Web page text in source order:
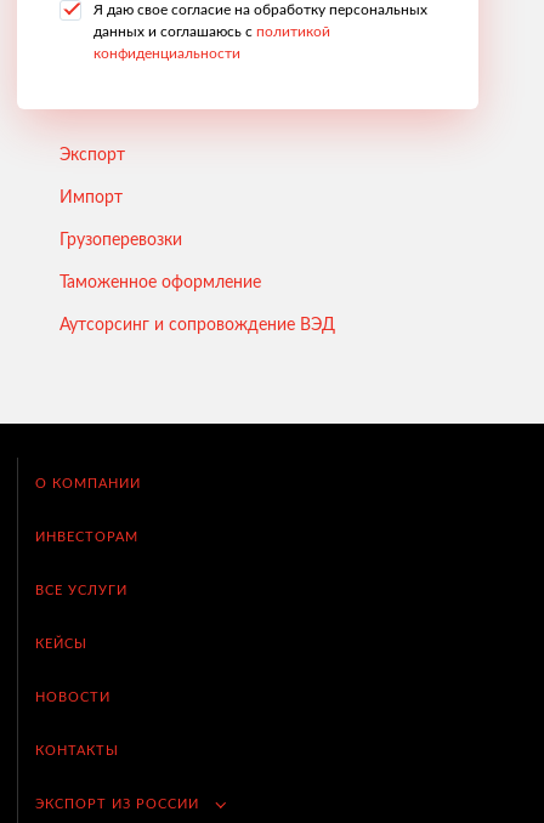
Я даю свое согласие на обработку персональных
данных и соглашаюсь с политикой
конфиденциальности
Экспорт
Импорт
Грузоперевозки
Таможенное оформление
Аутсорсинг и сопровождение ВЭД
О КОМПАНИИ
ИНВЕСТОРАМ
ВСЕ УСЛУГИ
КЕЙСЫ
НОВОСТИ
КОНТАКТЫ
ЭКСПОРТ ИЗ РОССИИ